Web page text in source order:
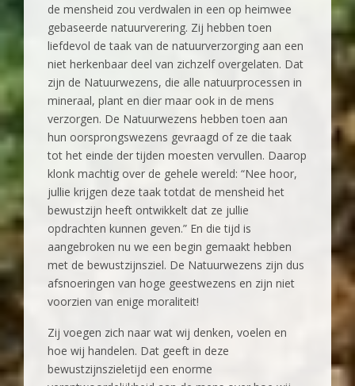
de mensheid zou verdwalen in een op heimwee
gebaseerde natuurverering. Zij hebben toen
liefdevol de taak van de natuurverzorging aan een
niet herkenbaar deel van zichzelf overgelaten. Dat
zijn de Natuurwezens, die alle natuurprocessen in
mineraal, plant en dier maar ook in de mens
verzorgen. De Natuurwezens hebben toen aan
hun oorsprongswezens gevraagd of ze die taak
tot het einde der tijden moesten vervullen. Daarop
klonk machtig over de gehele wereld: “Nee hoor,
jullie krijgen deze taak totdat de mensheid het
bewustzijn heeft ontwikkelt dat ze jullie
opdrachten kunnen geven.” En die tijd is
aangebroken nu we een begin gemaakt hebben
met de bewustzijnsziel. De Natuurwezens zijn dus
afsnoeringen van hoge geestwezens en zijn niet
voorzien van enige moraliteit!
Zij voegen zich naar wat wij denken, voelen en
hoe wij handelen. Dat geeft in deze
bewustzijnszieletijd een enorme